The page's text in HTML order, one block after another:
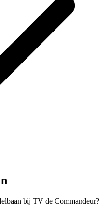
bij TV de Commandeur?